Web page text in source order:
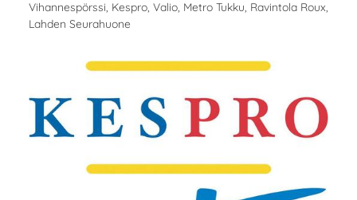
Vihannespörssi, Kespro, Valio, Metro Tukku, Ravintola Roux,
Lahden Seurahuone